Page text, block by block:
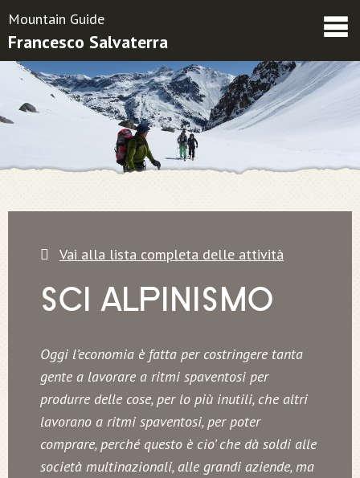
Friends
Mountain Guide
Francesco Salvaterra
Vai alla lista completa delle attività
SCI ALPINISMO
Oggi l’economia è fatta per costringere tanta
gente a lavorare a ritmi spaventosi per
produrre delle cose, per lo più inutili, che altri
lavorano a ritmi spaventosi, per poter
comprare, perché questo è cio’ che dà soldi alle
società multinazionali, alle grandi aziende, ma